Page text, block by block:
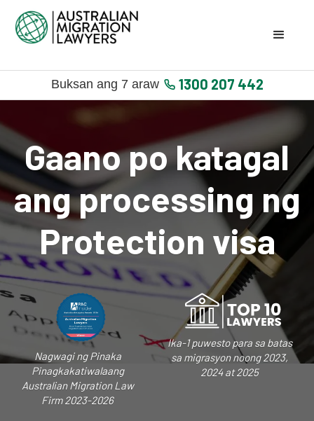
Buksan ang 7 araw 1300 207 442
Gaano po katagal
ang processing ng
Protection visa
Nagwagi ng Pinaka
Pinagkakatiwalaang
Australian Migration Law
Firm 2023-2026
Ika-1 puwesto para sa batas
sa migrasyon noong 2023,
2024 at 2025